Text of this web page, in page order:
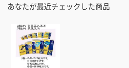
あなたが最近チェックした商品